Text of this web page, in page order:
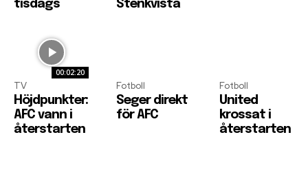
tisdags
Stenkvista
00:02:20
TV
Höjdpunkter:
AFC vann i
återstarten
Fotboll
Seger direkt
för AFC
Fotboll
United
krossat i
återstarten